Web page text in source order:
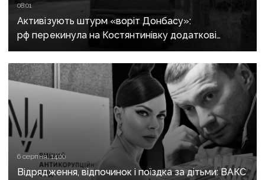
08:01
Активізують штурм «воріт Донбасу»:
рф перекинула на Костянтинівку додаткові
підрозділи й поновила атаки тритонними
авіабомбами
6 серпня, 14:00
Відрядження, відпочинок і поїздка за дітьми: ВАКС